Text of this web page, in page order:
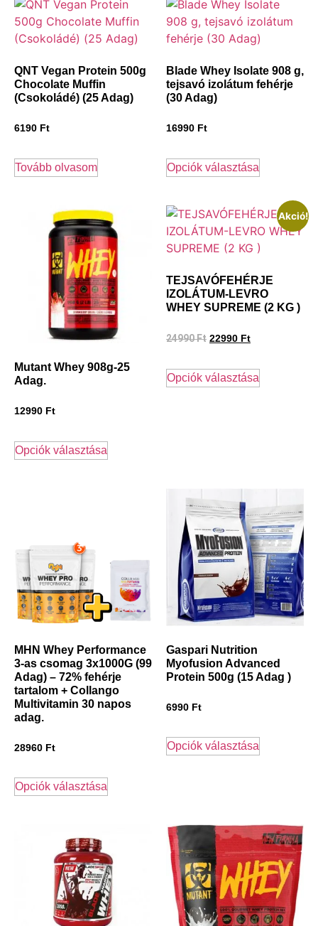
QNT Vegan Protein 500g
Chocolate Muffin
(Csokoládé) (25 Adag)
6190 Ft
Tovább olvasom
Blade Whey Isolate 908 g,
tejsavó izolátum fehérje
(30 Adag)
16990 Ft
Opciók választása
Mutant Whey 908g-25
Adag.
12990 Ft
Opciók választása
Akció!
TEJSAVÓFEHÉRJE
IZOLÁTUM-LEVRO
WHEY SUPREME (2 KG )
24990Ft 22990 Ft
Opciók választása
MHN Whey Performance
3-as csomag 3x1000G (99
Adag) – 72% fehérje
tartalom + Collango
Multivitamin 30 napos
adag.
28960 Ft
Opciók választása
Gaspari Nutrition
Myofusion Advanced
Protein 500g (15 Adag )
6990 Ft
Opciók választása